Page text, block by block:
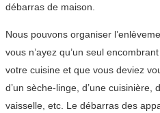
débarras de maison.
Nous pouvons organiser
vous n’ayez qu’un seul
votre cuisine et que vous deviez
d’un sèche-linge, d’une cuisinière,
vaisselle, etc. Le débarras des